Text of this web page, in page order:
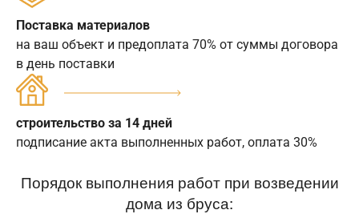
Поставка материалов
на ваш объект и предоплата 70% от суммы договора
в день поставки
строительство за 14 дней
подписание акта выполненных работ, оплата 30%
Порядок выполнения работ при возведении
дома из бруса: